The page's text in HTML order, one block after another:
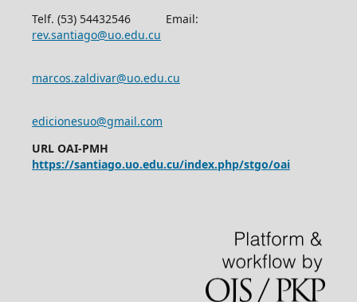
Telf. (53) 54432546 Email:
rev.santiago@uo.edu.cu
marcos.zaldivar@uo.edu.cu
edicionesuo@gmail.com
URL OAI-PMH
https://santiago.uo.edu.cu/index.php/stgo/oai